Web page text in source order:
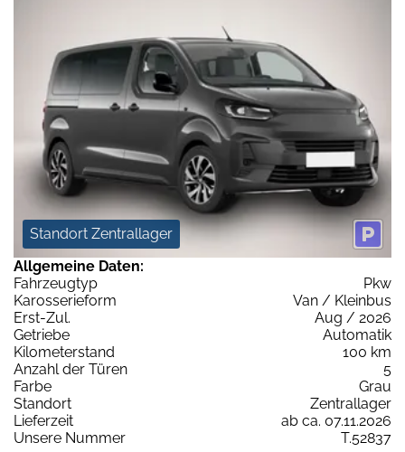
Standort Zentrallager
Allgemeine Daten:
Fahrzeugtyp
Pkw
Karosserieform
Van / Kleinbus
Erst-Zul.
Aug / 2026
Getriebe
Automatik
Kilometerstand
100 km
Anzahl der Türen
5
Farbe
Grau
Standort
Zentrallager
Lieferzeit
ab ca. 07.11.2026
Unsere Nummer
T.52837